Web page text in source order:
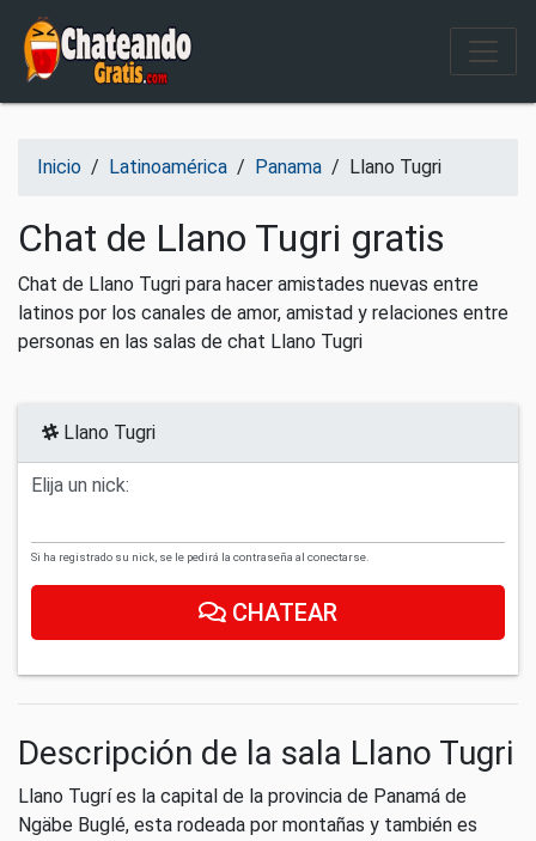
Salir del contenido
Inicio / Latinoamérica / Panama / Llano Tugri
Chat de Llano Tugri gratis
Chat de Llano Tugri para hacer amistades nuevas entre
latinos por los canales de amor, amistad y relaciones entre
personas en las salas de chat Llano Tugri
Llano Tugri
Elija un nick:
Si ha registrado su nick, se le pedirá la contraseña al conectarse.
CHATEAR
Descripción de la sala Llano Tugri
Llano Tugrí es la capital de la provincia de Panamá de
Ngäbe Buglé, esta rodeada por montañas y también es